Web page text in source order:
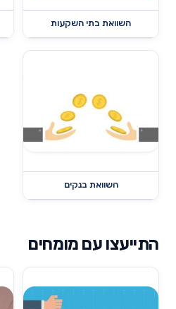
השוואת בתי השקעות
השוואת בנקים
התייעצו עם מומחים